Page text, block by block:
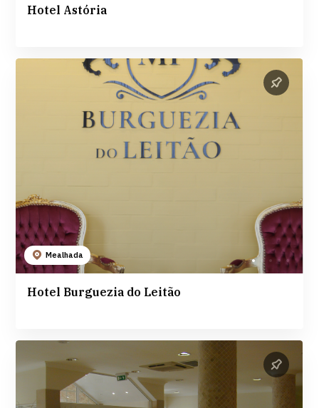
Hotel Astória
Mealhada
Hotel Burguezia do Leitão